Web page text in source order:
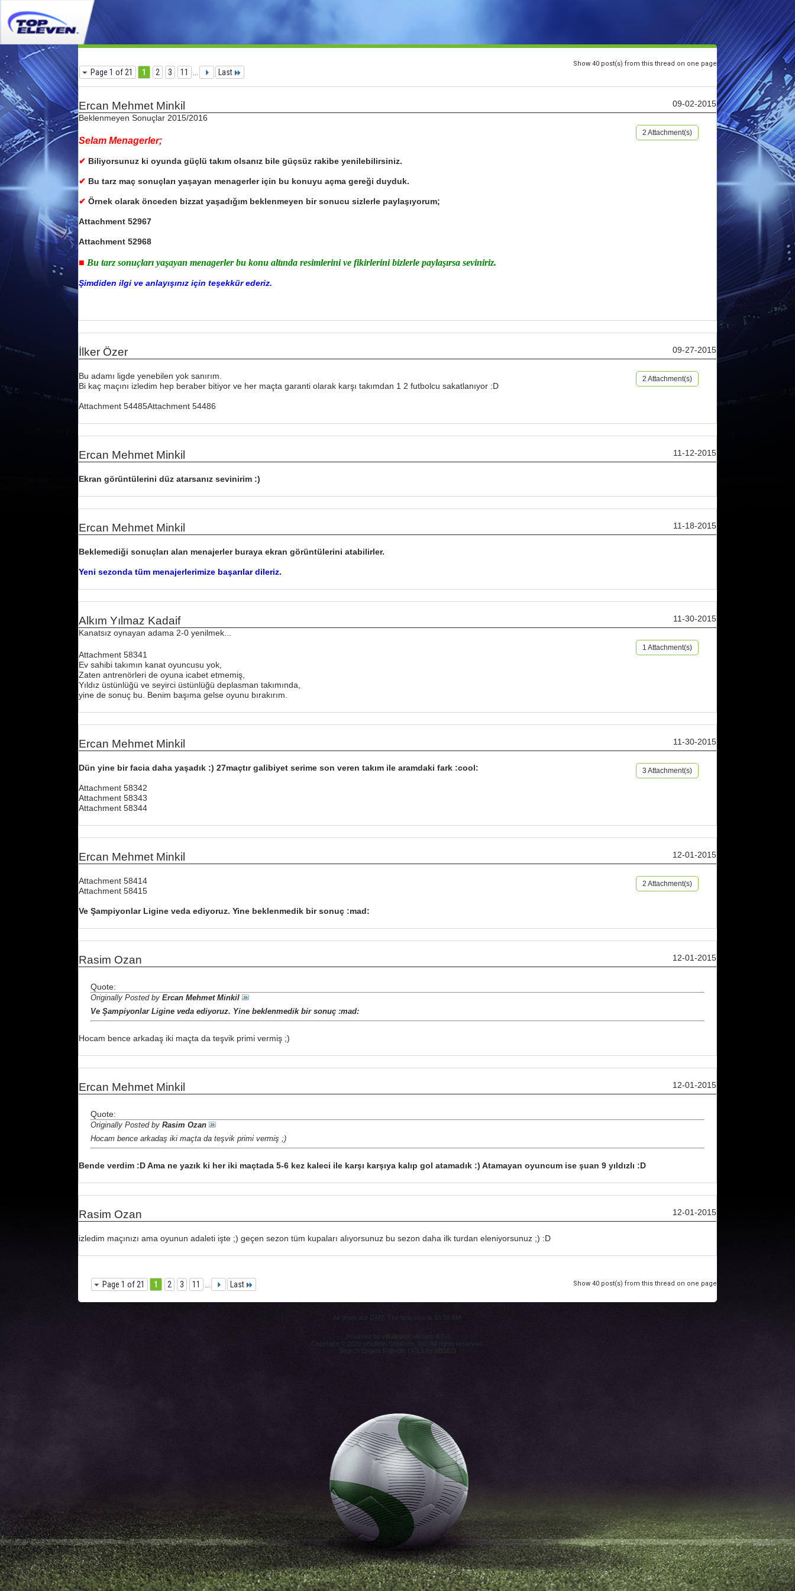
Show 40 post(s) from this thread on one page
Page 1 of 21 1 2 3 11 Last
09-02-2015
Ercan Mehmet Minkil
2 Attachment(s)
Beklenmeyen Sonuçlar 2015/2016
Selam Menagerler;
✔ Biliyorsunuz ki oyunda güçlü takım olsanız bile güçsüz rakibe yenilebilirsiniz.
✔ Bu tarz maç sonuçları yaşayan menagerler için bu konuyu açma gereği duyduk.
✔ Örnek olarak önceden bizzat yaşadığım beklenmeyen bir sonucu sizlerle paylaşıyorum;
Attachment 52967
Attachment 52968
■ Bu tarz sonuçları yaşayan menagerler bu konu altında resimlerini ve fikirlerini bizlerle paylaşırsa seviniriz.
Şimdiden ilgi ve anlayışınız için teşekkür ederiz.
09-27-2015
İlker Özer
2 Attachment(s)
Bu adamı ligde yenebilen yok sanırım.
Bi kaç maçını izledim hep beraber bitiyor ve her maçta garanti olarak karşı takımdan 1 2 futbolcu sakatlanıyor :D
Attachment 54485Attachment 54486
11-12-2015
Ercan Mehmet Minkil
Ekran görüntülerini düz atarsanız sevinirim :)
11-18-2015
Ercan Mehmet Minkil
Beklemediği sonuçları alan menajerler buraya ekran görüntülerini atabilirler.
Yeni sezonda tüm menajerlerimize başarılar dileriz.
11-30-2015
Alkım Yılmaz Kadaif
1 Attachment(s)
Kanatsız oynayan adama 2-0 yenilmek...
Attachment 58341
Ev sahibi takımın kanat oyuncusu yok,
Zaten antrenörleri de oyuna icabet etmemiş,
Yıldız üstünlüğü ve seyirci üstünlüğü deplasman takımında,
yine de sonuç bu. Benim başıma gelse oyunu bırakırım.
11-30-2015
Ercan Mehmet Minkil
3 Attachment(s)
Dün yine bir facia daha yaşadık :) 27maçtır galibiyet serime son veren takım ile aramdaki fark :cool:
Attachment 58342
Attachment 58343
Attachment 58344
12-01-2015
Ercan Mehmet Minkil
2 Attachment(s)
Attachment 58414
Attachment 58415
Ve Şampiyonlar Ligine veda ediyoruz. Yine beklenmedik bir sonuç :mad:
12-01-2015
Rasim Ozan
Quote:
Originally Posted by Ercan Mehmet Minkil
Ve Şampiyonlar Ligine veda ediyoruz. Yine beklenmedik bir sonuç :mad:
Hocam bence arkadaş iki maçta da teşvik primi vermiş ;)
12-01-2015
Ercan Mehmet Minkil
Quote:
Originally Posted by Rasim Ozan
Hocam bence arkadaş iki maçta da teşvik primi vermiş ;)
Bende verdim :D Ama ne yazık ki her iki maçtada 5-6 kez kaleci ile karşı karşıya kalıp gol atamadık :) Atamayan oyuncum ise şuan 9 yıldızlı :D
12-01-2015
Rasim Ozan
izledim maçınızı ama oyunun adaleti işte ;) geçen sezon tüm kupaları alıyorsunuz bu sezon daha ilk turdan eleniyorsunuz ;) :D
Show 40 post(s) from this thread on one page
Page 1 of 21 1 2 3 11 Last
All times are GMT. The time now is 10:59 AM
Powered by vBulletin®
Version 4.2.4
Copyright © 2026 vBulletin Solutions, Inc. All rights reserved.
Search Engine Friendly URLs by
vBSEO